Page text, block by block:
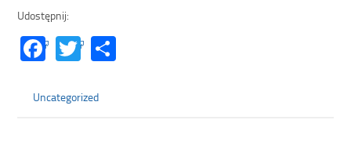
Udostępnij:
Facebook
Twitter
Uncategorized